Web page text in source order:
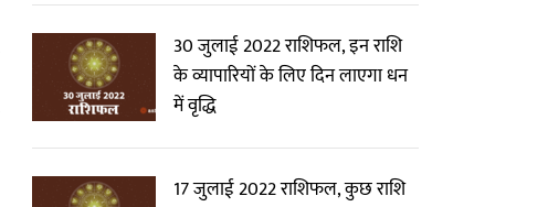
30 जुलाई 2022 राशिफल, इन राशि
के व्यापारियों के लिए दिन लाएगा धन
में वृद्धि
17 जुलाई 2022 राशिफल, कुछ राशि